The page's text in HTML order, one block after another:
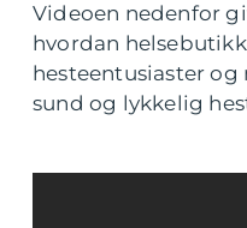
Videoen nedenfor
hvordan
hesteentusiaster
sund og lykkelig